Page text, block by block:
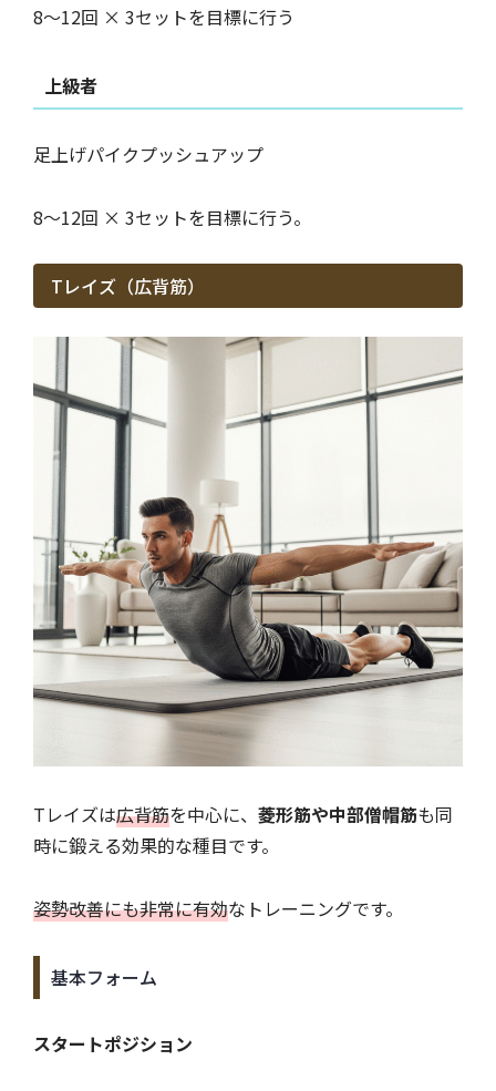
8〜12回 × 3セットを目標に行う
上級者
足上げパイクプッシュアップ
8〜12回 × 3セットを目標に行う。
Tレイズ（広背筋）
Tレイズは広背筋を中心に、 菱形筋や中部僧帽筋も同
時に鍛える効果的な種目です。
姿勢改善にも非常に有効なトレーニングです。
基本フォーム
スタートポジション